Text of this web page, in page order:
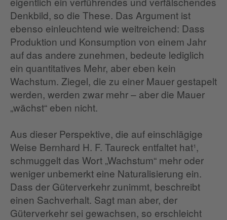
Denkbild, so die These. Das Argument ist
ebenso einleuchtend wie weitreichend: Dass
Produktion und Konsumption von einem Jahr
auf das andere zunehmen, bedeute lediglich
ein quantitatives Mehr, aber eben kein
Wachstum. Ziegel, die zu einer Mauer gestapelt
werden, werden zwar mehr – aber die Mauer
„wächst“ eben nicht.
Aus dieser Perspektive, die auf einschlägige
Weise Bernhard H. F. Taureck entfaltet hat¹,
schmuggelt das Wort „Wachstum“ mehr oder
weniger unbemerkt eine Naturalisierung ein.
Dass der Güterverkehr zunimmt, beschreibt
einen Sachverhalt. Sagt man aber, der
Güterverkehr sei gewachsen, so erschleicht